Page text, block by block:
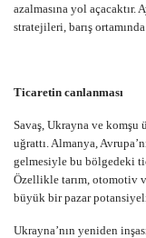
azalmasına yol açacaktır.
stratejileri, barış
Ticaretin canlanması
Savaş, Ukrayna ve
uğrattı. Almanya,
gelmesiyle bu bölgedeki
Özellikle tarım, otomotiv
büyük bir pazar
Ukrayna’nın yeniden